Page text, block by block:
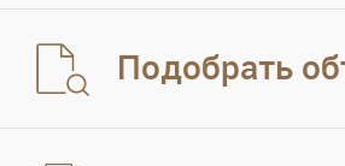
Подобрать